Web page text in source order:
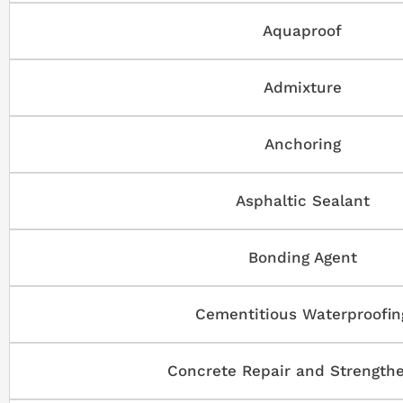
Aquaproof
Admixture
Anchoring
Asphaltic Sealant
Bonding Agent
Cementitious
Concrete Repair and